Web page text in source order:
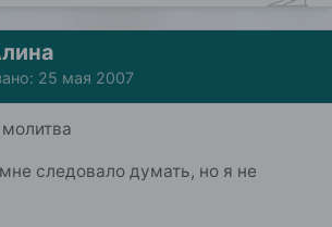
25 мая 2007
следовало думать, но я не